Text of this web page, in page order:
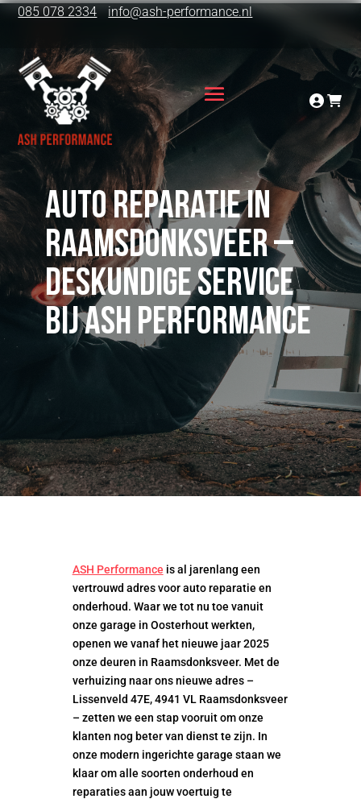
085 078 2334 info@ash-performance.nl
Auto reparatie in
Raamsdonksveer –
deskundige service
bij ASH Performance
ASH Performance is al jarenlang een
vertrouwd adres voor auto reparatie en
onderhoud. Waar we tot nu toe vanuit
onze garage in Oosterhout werkten,
openen we vanaf het nieuwe jaar 2025
onze deuren in Raamsdonksveer. Met de
verhuizing naar ons nieuwe adres –
Lissenveld 47E, 4941 VL Raamsdonksveer
– zetten we een stap vooruit om onze
klanten nog beter van dienst te zijn. In
onze modern ingerichte garage staan we
klaar om alle soorten onderhoud en
reparaties aan jouw voertuig te